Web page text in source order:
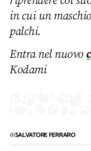
in cui un
palchi.
Entra nel nuovo
Kodami
diSALVATORE FERRARO